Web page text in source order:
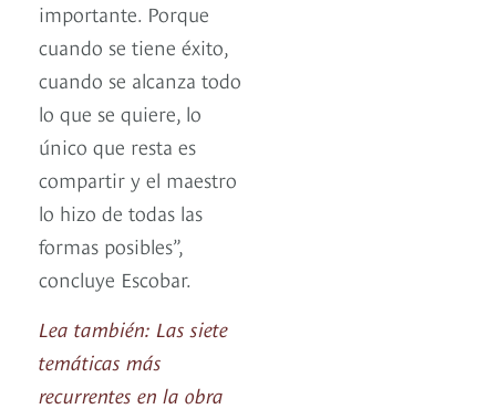
importante. Porque
cuando se tiene éxito,
cuando se alcanza todo
lo que se quiere, lo
único que resta es
compartir y el maestro
lo hizo de todas las
formas posibles”,
concluye Escobar.
Lea también: Las siete
temáticas más
recurrentes en la obra